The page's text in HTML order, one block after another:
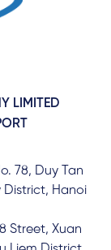
LIMITED
78, Duy Tan
District, Hanoi
Street, Xuan